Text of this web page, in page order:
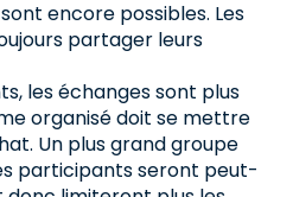
encore possibles. Les
partager leurs
les échanges sont plus
organisé doit se mettre
Un plus grand groupe
participants seront peut-